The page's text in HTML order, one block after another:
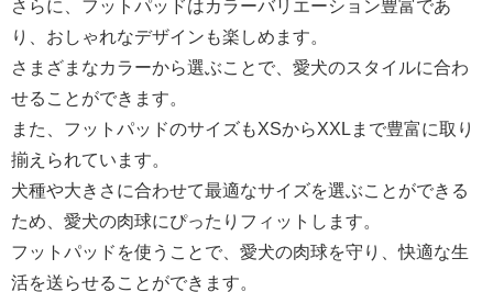
さらに、フットパッドはカラーバリエーション豊富であ
り、おしゃれなデザインも楽しめます。
さまざまなカラーから選ぶことで、愛犬のスタイルに合わ
せることができます。
また、フットパッドのサイズもXSからXXLまで豊富に取り
揃えられています。
犬種や大きさに合わせて最適なサイズを選ぶことができる
ため、愛犬の肉球にぴったりフィットします。
フットパッドを使うことで、愛犬の肉球を守り、快適な生
活を送らせることができます。